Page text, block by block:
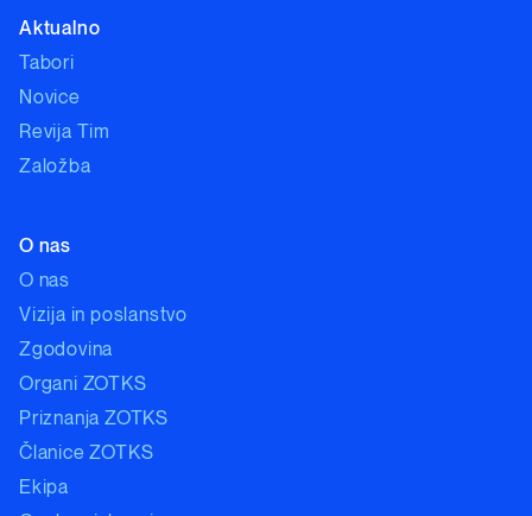
Aktualno
Tabori
Novice
Revija Tim
Založba
O nas
O nas
Vizija in poslanstvo
Zgodovina
Organi ZOTKS
Priznanja ZOTKS
Članice ZOTKS
Ekipa